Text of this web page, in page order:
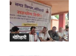
मोतिहारी